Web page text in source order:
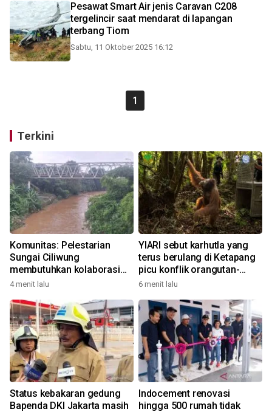
Pesawat Smart Air jenis Caravan C208
tergelincir saat mendarat di lapangan
terbang Tiom
Sabtu, 11 Oktober 2025 16:12
1
Terkini
Komunitas: Pelestarian
Sungai Ciliwung
membutuhkan kolaborasi
bersama
4 menit lalu
YIARI sebut karhutla yang
terus berulang di Ketapang
picu konflik orangutan-
warga
6 menit lalu
Status kebakaran gedung
Bapenda DKI Jakarta masih
Indocement renovasi
hingga 500 rumah tidak